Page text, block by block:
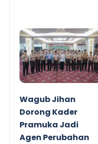
Wagub Jihan
Dorong Kader
Pramuka Jadi
Agen Perubahan